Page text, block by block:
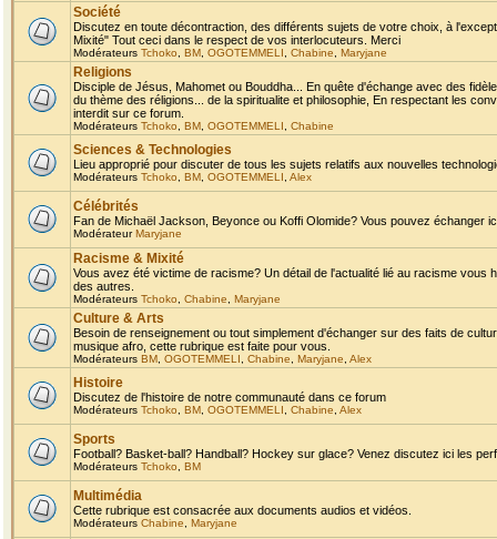
Société
Discutez en toute décontraction, des différents sujets de votre choix, à
Mixité" Tout ceci dans le respect de vos interlocuteurs. Merci
Modérateurs Tchoko BM OGOTEMMELI Chabine Maryjane
Religions
Disciple de Jésus, Mahomet ou Bouddha... En quête d'échange avec des
du thème des réligions... de la spiritualite et philosophie, En respectant les
interdit sur ce forum.
Modérateurs Tchoko BM OGOTEMMELI Chabine
Sciences & Technologies
Lieu approprié pour discuter de tous les sujets relatifs aux nouvelles
Modérateurs Tchoko BM OGOTEMMELI Alex
Célébrités
Fan de Michaël Jackson, Beyonce ou Koffi Olomide? Vous pouvez échanger
ModérateurMaryjane
Racisme & Mixité
Vous avez été victime de racisme? Un détail de l'actualité lié au racisme
des autres.
Modérateurs Tchoko Chabine Maryjane
Culture & Arts
Besoin de renseignement ou tout simplement d'échanger sur des faits de
musique afro, cette rubrique est faite pour vous.
Modérateurs BM OGOTEMMELI Chabine Maryjane Alex
Histoire
Discutez de l'histoire de notre communauté dans ce forum
Modérateurs Tchoko BM OGOTEMMELI Chabine Alex
Sports
Football? Basket-ball? Handball? Hockey sur glace? Venez discutez ici les
Modérateurs Tchoko BM
Multimédia
Cette rubrique est consacrée aux documents audios et vidéos.
Modérateurs Chabine Maryjane